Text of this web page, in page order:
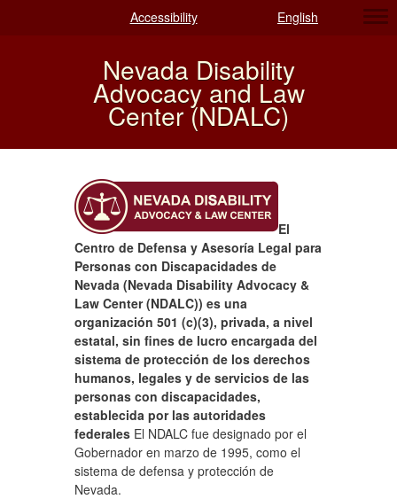
English
Accessibility
Nevada Disability
Advocacy and Law
Center (NDALC)
El
Centro de Defensa y Asesoría Legal para
Personas con Discapacidades de
Nevada (Nevada Disability Advocacy &
Law Center (NDALC)) es una
organización 501 (c)(3), privada, a nivel
estatal, sin fines de lucro encargada del
sistema de protección de los derechos
humanos, legales y de servicios de las
personas con discapacidades,
establecida por las autoridades
federales El NDALC fue designado por el
Gobernador en marzo de 1995, como el
sistema de defensa y protección de
Nevada.